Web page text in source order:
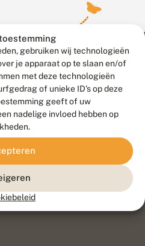
gebruiken wij technologieën
je apparaat op te slaan en/of
met deze technologieën
of unieke ID's op deze
geeft of uw
nadelige invloed hebben op
Go2People
, ontworpen door
Agency